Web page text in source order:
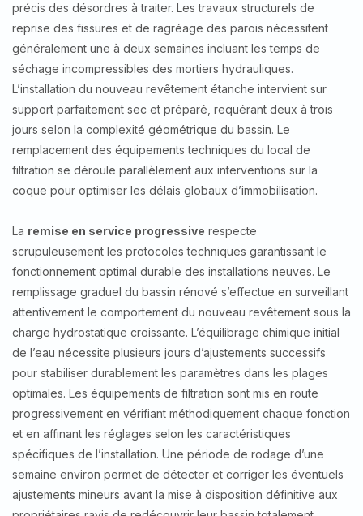
précis des désordres à traiter. Les travaux structurels de
reprise des fissures et de ragréage des parois nécessitent
généralement une à deux semaines incluant les temps de
séchage incompressibles des mortiers hydrauliques.
L’installation du nouveau revêtement étanche intervient sur
support parfaitement sec et préparé, requérant deux à trois
jours selon la complexité géométrique du bassin. Le
remplacement des équipements techniques du local de
filtration se déroule parallèlement aux interventions sur la
coque pour optimiser les délais globaux d’immobilisation.
La remise en service progressive respecte
scrupuleusement les protocoles techniques garantissant le
fonctionnement optimal durable des installations neuves. Le
remplissage graduel du bassin rénové s’effectue en surveillant
attentivement le comportement du nouveau revêtement sous la
charge hydrostatique croissante. L’équilibrage chimique initial
de l’eau nécessite plusieurs jours d’ajustements successifs
pour stabiliser durablement les paramètres dans les plages
optimales. Les équipements de filtration sont mis en route
progressivement en vérifiant méthodiquement chaque fonction
et en affinant les réglages selon les caractéristiques
spécifiques de l’installation. Une période de rodage d’une
semaine environ permet de détecter et corriger les éventuels
ajustements mineurs avant la mise à disposition définitive aux